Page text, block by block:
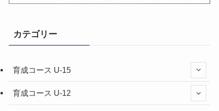
カテゴリー
育成コース U-15
育成コース U-12